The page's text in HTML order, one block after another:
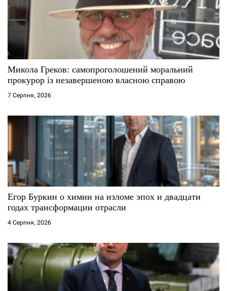
Микола Греков: самопроголошений моральний
прокурор із незавершеною власною справою
7 Серпня, 2026
Егор Буркин о химии на изломе эпох и двадцати
годах трансформации отрасли
4 Серпня, 2026